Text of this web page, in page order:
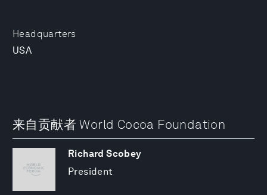
Headquarters
USA
来自贡献者 World Cocoa Foundation
Richard Scobey
President